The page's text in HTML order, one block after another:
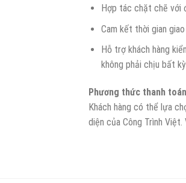
Hợp tác chặt chẽ với
Cam kết thời gian
Hỗ trợ khách hàng
không phải chịu bất
Phương thức thanh toán
Khách hàng có thể lựa
diện của Công Trình